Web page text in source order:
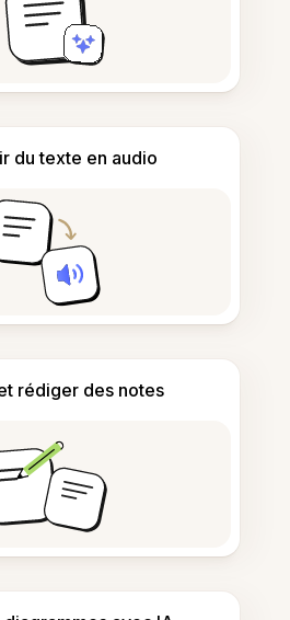
du texte en audio
rédiger des notes